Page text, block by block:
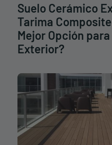
Suelo Cerámico
Tarima
Mejor Opción
Exterior?